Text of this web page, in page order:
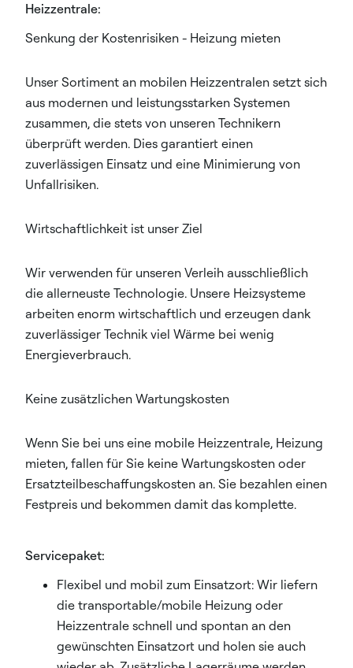
Heizzentrale:
Senkung der Kostenrisiken - Heizung mieten​
Unser Sortiment an mobilen Heizzentralen setzt sich
aus modernen und leistungsstarken Systemen
zusammen, die stets von unseren Technikern
überprüft werden. Dies garantiert einen
zuverlässigen Einsatz und eine Minimierung von
Unfallrisiken.​
Wirtschaftlichkeit ist unser Ziel​
Wir verwenden für unseren Verleih ausschließlich
die allerneuste Technologie. Unsere Heizsysteme
arbeiten enorm wirtschaftlich und erzeugen dank
zuverlässiger Technik viel Wärme bei wenig
Energieverbrauch.​
Keine zusätzlichen Wartungskosten​
Wenn Sie bei uns eine mobile Heizzentrale, Heizung
mieten, fallen für Sie keine Wartungskosten oder
Ersatzteilbeschaffungskosten an. Sie bezahlen einen
Festpreis und bekommen damit das komplette.
Servicepaket:
Flexibel und mobil zum Einsatzort: Wir liefern
die transportable/mobile Heizung oder
Heizzentrale schnell und spontan an den
gewünschten Einsatzort und holen sie auch